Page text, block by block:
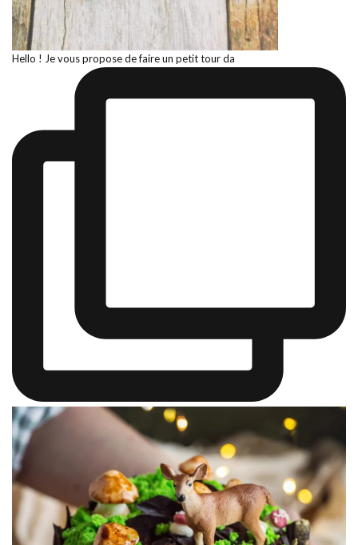
Hello ! Je vous propose de faire un petit tour da